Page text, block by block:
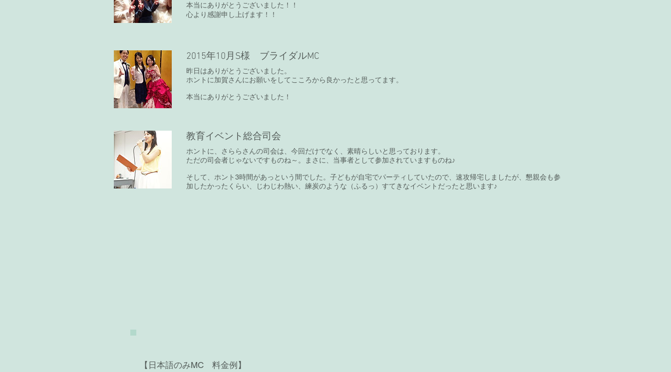
本当にありがとうございました！！
心より感謝申し上げます！！
2015年10月S様 ブライダルMC
昨日はありがとうございました。
ホントに加賀さんにお願いをしてこころから良かったと思ってます。
本当にありがとうございました！
教育イベント総合司会
ホントに、さららさんの司会は、今回だけでなく、素晴らしいと思っております。
ただの司会者じゃないですものね～。まさに、当事者として参加されていますものね♪
そして、ホント3時間があっという間でした。子どもが自宅でパーティしていたので、速攻帰宅しましたが、懇親会も参
加したかったくらい、じわじわ熱い、練炭のような（ふるっ）すてきなイベントだったと思います♪
【日本語のみMC 料金例】